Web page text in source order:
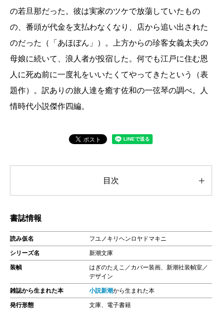
の若旦那だった。彼は実家のツケで放蕩していたもの
の、番頭が代金を支払わなくなり、店から追い出された
のだった（「あほぼん」）。上方からの珍客女義太夫の
母娘に続いて、浪人者が投宿した。何でも江戸に住む恩
人に死ぬ前に一度礼をいいたくてやってきたという（表
題作）。訳ありの旅人達を癒す佐和の一弦琴の調べ。人
情時代小説傑作四編。
目次
書誌情報
読み仮名 フユノキリヘンロヤドマキニ
シリーズ名 新潮文庫
装幀
はぎのたえこ／カバー装画、新潮社装幀室／
デザイン
雑誌から生まれた本 小説新潮から生まれた本
発行形態 文庫、電子書籍